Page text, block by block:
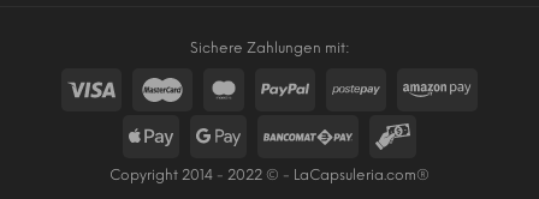
Sichere Zahlungen mit:
Copyright 2014 - 2022 © - LaCapsuleria.com®